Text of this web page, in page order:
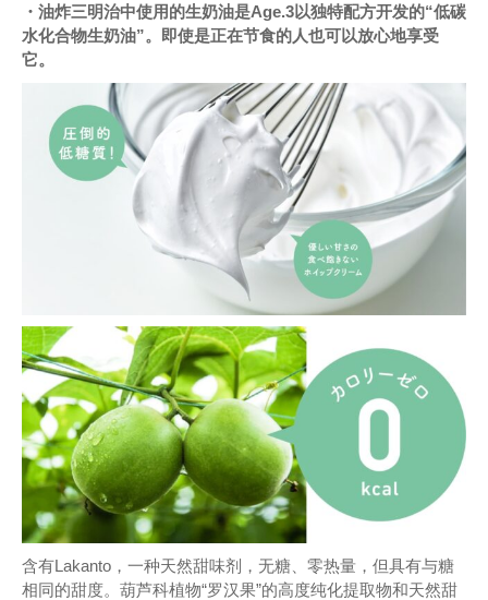
・油炸三明治中使用的生奶油是Age.3以独特配方开发的“低碳
水化合物生奶油”。即使是正在节食的人也可以放心地享受
它。
含有Lakanto，一种天然甜味剂，无糖、零热量，但具有与糖
相同的甜度。葫芦科植物“罗汉果”的高度纯化提取物和天然甜